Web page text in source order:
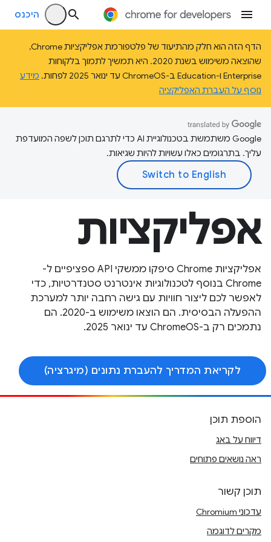
היכנס
הדף הזה הוא חלק מהתיעוד של פלטפורמת אפליקציות Chrome,
שהוצאה משימוש בשנת 2020. היא תמשיך לתמוך בלקוחות
Enterprise ו-Education ב-ChromeOS עד ינואר 2025 לפחות.
מידע
נוסף על העברת האפליקציה
‫Google משתמשת בטכנולוגיית AI כדי לתרגם תוכן לשפה המועדפת
עליך. בתרגומים כאלו עשויות להיות שגיאות.
אפליקציות
אפליקציות Chrome סיפקו ממשקי API ספציפיים ל-
Chrome בנוסף לטכנולוגיות אינטרנט סטנדרטיות, כדי
לאפשר לכם ליצור חוויות עם גישה רחבה יותר למערכת
ההפעלה הבסיסית. הם הוצאו משימוש ב-2020. הם
נתמכים רק ב-ChromeOS עד ינואר 2025.
לקריאת המדריך להעברת נתונים (מיגרציה)
הוספת תוכן
דיווח על באג
ראה נושאים פתוחים
תוכן קשור
עדכוני Chromium
מקרים לדוגמה